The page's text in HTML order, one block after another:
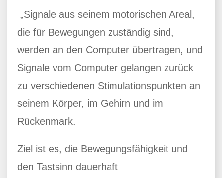
„Signale aus seinem motorischen Areal,
die für Bewegungen zuständig sind,
werden an den Computer übertragen, und
Signale vom Computer gelangen zurück
zu verschiedenen Stimulationspunkten an
seinem Körper, im Gehirn und im
Rückenmark.
Ziel ist es, die Bewegungsfähigkeit und
den Tastsinn dauerhaft